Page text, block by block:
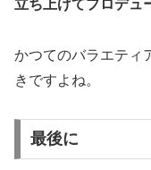
立ち上げてプロデュ
かつてのバラエティ
きですよね。
最後に